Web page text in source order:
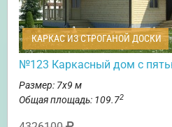
КАРКАС ИЗ СТРОГАНОЙ ДОСКИ
№123 Каркасный дом с
Размер: 7х9 м
Общая площадь: 109.72